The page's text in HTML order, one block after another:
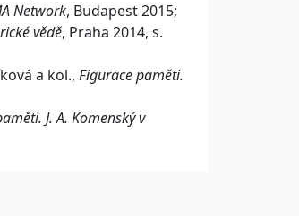
Network, Budapest 2015;
vědě, Praha 2014, s.
a kol., Figurace paměti.
J. A. Komenský v